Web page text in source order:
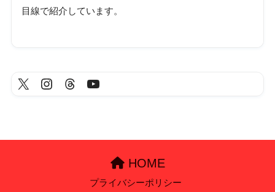
目線で紹介しています。
HOME
プライバシーポリシー